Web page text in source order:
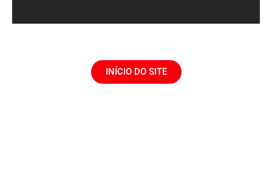
INÍCIO DO SITE